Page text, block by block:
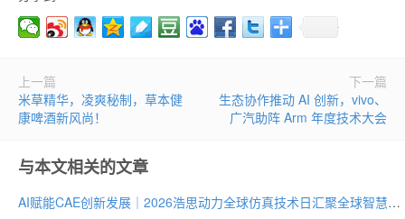
上一篇
米草精华，凌爽秘制，草本健
康啤酒新风尚！
下一篇
生态协作推动 AI 创新，vivo、
广汽助阵 Arm 年度技术大会
与本文相关的文章
AI赋能CAE创新发展｜2026浩思动力全球仿真技术日汇聚全球智慧